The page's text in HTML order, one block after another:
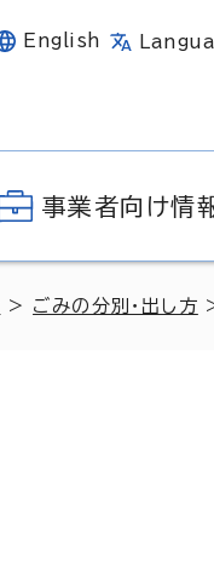
English
事業者向け情
> ごみの分別・出し方